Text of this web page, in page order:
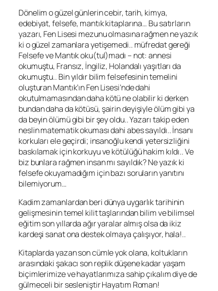
Dönelim o güzel günlerin cebir, tarih, kimya,
edebiyat, felsefe, mantık kitaplarına… Bu satırların
yazarı, Fen Lisesi mezunu olmasına rağmen ne yazık
ki o güzel zamanlara yetişemedi.. müfredat gereği
Felsefe ve Mantık oku(tul)madı – not: annesi
okumuştu, Fransız, İngiliz, Holandalı yaşıtları da
okumuştu.. Bin yıldır bilim felsefesinin temelini
oluşturan Mantık’ın Fen Lisesi’nde dahi
okutulmamasından daha kötü ne olabilir ki derken
bundan daha da kötüsü, şairin deyişiyle ölüm gibi ya
da beyin ölümü gibi bir şey oldu.. Yazarı takip eden
neslin matematik okuması dahi abes sayıldı.. İnsanı
korkuları ele geçirdi; insanoğlu kendi yetersizliğini
baskılamak için korkuyu ve kötülüğü hakim kıldı.. Ve
biz bunlara rağmen insan mı sayıldık? Ne yazık ki
felsefe okuyamadığım için bazı soruların yanıtını
bilemiyorum…
Kadim zamanlardan beri dünya uygarlık tarihinin
gelişmesinin temel kilit taşlarından bilim ve bilimsel
eğitim son yıllarda ağır yaralar almış olsa da ikiz
kardeşi sanat ona destek olmaya çalışıyor, hala!..
Kitaplarda yazan son cümle yok olana, koltukların
arasındaki şakacı son replik düşene kadar yaşam
biçimlerimize ve hayatlarımıza sahip çıkalım diye de
gülmeceli bir sesleniştirHayatım Roman!